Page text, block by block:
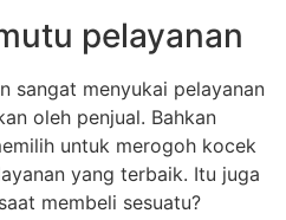
pelayanan
sangat menyukai pelayanan
oleh penjual. Bahkan
untuk merogoh kocek
yang terbaik. Itu juga
membeli sesuatu?